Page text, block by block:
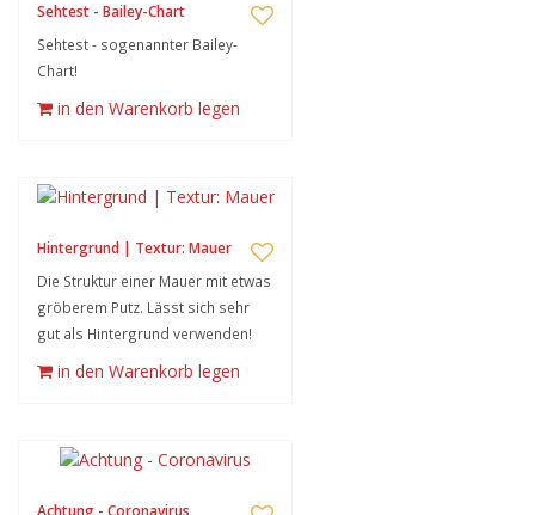
Sehtest - Bailey-Chart
Sehtest - sogenannter Bailey-
Chart!
in den Warenkorb legen
Hintergrund | Textur: Mauer
Die Struktur einer Mauer mit etwas
gröberem Putz. Lässt sich sehr
gut als Hintergrund verwenden!
in den Warenkorb legen
Achtung - Coronavirus